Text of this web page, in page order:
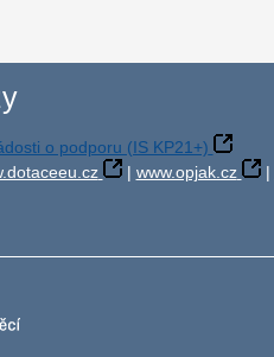
o podporu (IS KP21+)
| www.opjak.cz |